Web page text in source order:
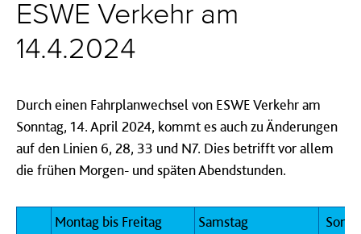
ESWE Verkehr am
14.4.2024
Durch einen Fahrplanwechsel von ESWE Verkehr am
Sonntag, 14. April 2024, kommt es auch zu Änderungen
auf den Linien 6, 28, 33 und N7. Dies betrifft vor allem
die frühen Morgen- und späten Abendstunden.
Montag bis Freitag Samstag